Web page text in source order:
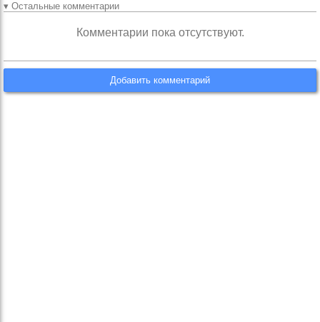
▾ Остальные комментарии
Комментарии пока отсутствуют.
Добавить комментарий